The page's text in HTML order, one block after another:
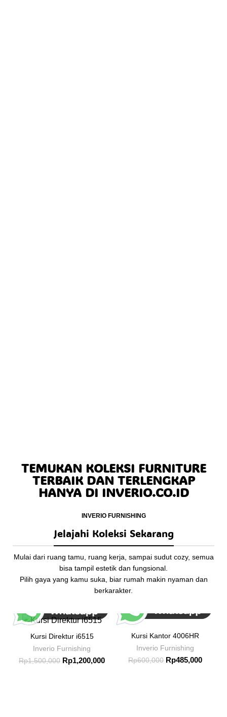
TEMUKAN KOLEKSI FURNITURE
TERBAIK DAN TERLENGKAP
HANYA DI INVERIO.CO.ID
INVERIO FURNISHING
Jelajahi Koleksi Sekarang
Mulai dari ruang tamu, ruang kerja, sampai sudut cozy, semua
bisa tampil estetik dan fungsional.
Pilih gaya yang kamu suka, biar rumah makin nyaman dan
berkarakter.
-20%
Kursi Direktur i6515
Inverio Furnishing
Rp1,500,000 Rp1,200,000
-19%
Kursi Kantor 4006HR
Inverio Furnishing
Rp600,000 Rp485,000